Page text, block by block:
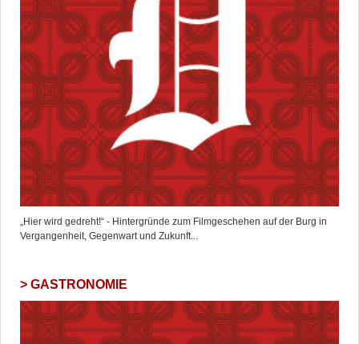
„Hier wird gedreht!“ - Hintergründe zum Filmgeschehen auf der Burg in
Vergangenheit, Gegenwart und Zukunft...
GASTRONOMIE